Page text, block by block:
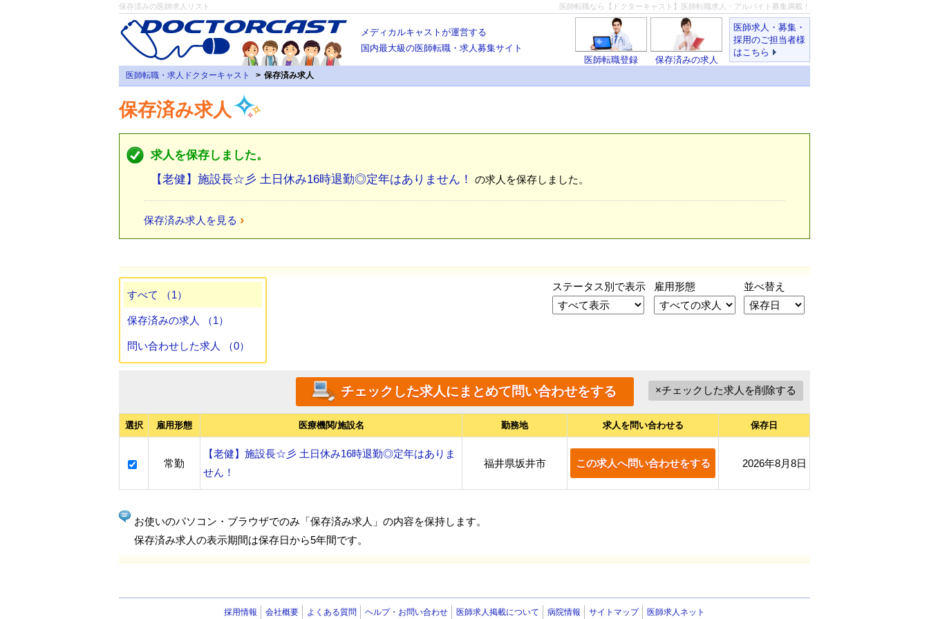
保存済みの医師求人リスト 医師転職なら【ドクターキャスト】医師転職求人・アルバイト募集満載！
メディカルキャストが運営する
国内最大級の医師転職・求人募集サイト
医師求人・募集・
採用のご担当者様
はこちら
保存済みの求人
医師転職登録
医師転職・求人ドクターキャスト 保存済み求人
保存済み求人
求人を保存しました。
【老健】施設長☆彡 土日休み16時退勤◎定年はありません！ の求人を保存しました。
保存済み求人を見る ›
すべて （1）
保存済みの求人 （1）
問い合わせした求人 （0）
ステータス別で表示 雇用形態 並べ替え
選択 雇用形態 医療機関/施設名 勤務地 求人を問い合わせる 保存日
常勤
【老健】施設長☆彡 土日休み16時退勤◎定年はありま
せん！
福井県坂井市 この求人へ問い合わせをする 2026年8月8日
お使いのパソコン・ブラウザでのみ「保存済み求人」の内容を保持します。
保存済み求人の表示期間は保存日から5年間です。
採用情報 会社概要 よくある質問 ヘルプ・お問い合わせ 医師求人掲載について 病院情報 サイトマップ 医師求人ネット